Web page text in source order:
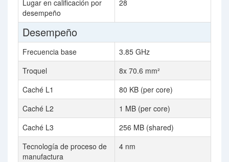
Lugar en calificación por
desempeño
28
Desempeño
Frecuencia base
3.85 GHz
Troquel
8x 70.6 mm²
Caché L1
80 KB (per core)
Caché L2
1 MB (per core)
Caché L3
256 MB (shared)
Tecnología de proceso de
manufactura
4 nm